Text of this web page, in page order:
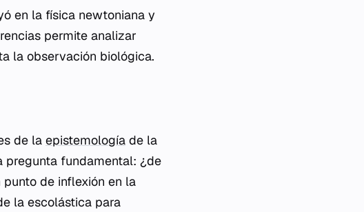
en la física newtoniana y
permite analizar
la observación biológica.
de la epistemología de la
pregunta fundamental: ¿de
de inflexión en la
la escolástica para